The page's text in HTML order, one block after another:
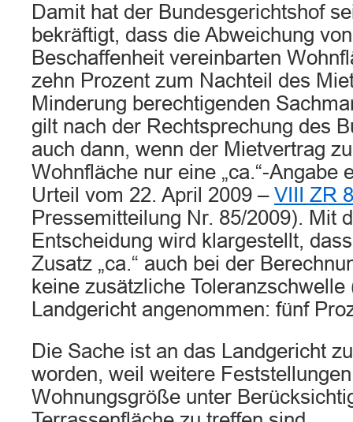
Damit hat der Bundesgerichtshof
bekräftigt, dass die Abweichung
Beschaffenheit vereinbarten
zehn Prozent zum Nachteil des
Minderung berechtigenden
gilt nach der Rechtsprechung des
auch dann, wenn der Mietvertrag
Wohnfläche nur eine „ca.“-Angabe
Urteil vom 22. April 2009 – VIII ZR
Pressemitteilung Nr. 85/2009). Mit
Entscheidung wird klargestellt,
Zusatz „ca.“ auch bei der
keine zusätzliche
Landgericht angenommen: fünf
Die Sache ist an das Landgericht
worden, weil weitere
Wohnungsgröße unter